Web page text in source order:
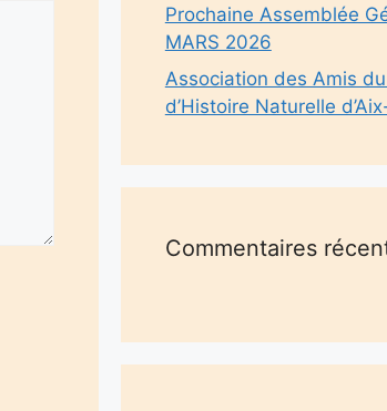
Prochaine Assemblée
MARS 2026
Association des Amis
d’Histoire Naturelle
Commentaires